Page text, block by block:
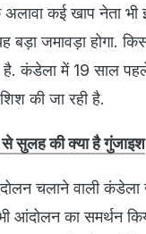
कई खाप नेता
जमावड़ा होगा.
कंडेला में 19 साल
की जा रही है.
सुलह की क्या है गुंजाइश
चलाने वाली
आंदोलन का समर्थन